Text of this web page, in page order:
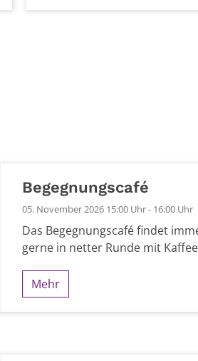
Seite
Begegnungscafé
05. November 2026 15:00 Uhr - 16:00 Uhr
Das Begegnungscafé findet
gerne in netter Runde mit
Mehr